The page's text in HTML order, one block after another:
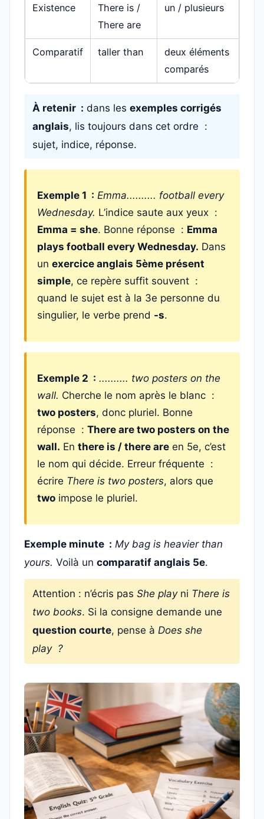
Existence
There is /
There are
un / plusieurs
Comparatif taller than
deux éléments
comparés
À retenir : dans les exemples corrigés
anglais, lis toujours dans cet ordre :
sujet, indice, réponse.
Exemple 1 : Emma.......... football every
Wednesday. L’indice saute aux yeux :
Emma = she. Bonne réponse : Emma
plays football every Wednesday. Dans
un exercice anglais 5ème présent
simple, ce repère suffit souvent :
quand le sujet est à la 3e personne du
singulier, le verbe prend -s.
Exemple 2 : .......... two posters on the
wall. Cherche le nom après le blanc :
two posters, donc pluriel. Bonne
réponse : There are two posters on the
wall. En there is / there are en 5e, c’est
le nom qui décide. Erreur fréquente :
écrire There is two posters, alors que
two impose le pluriel.
Exemple minute : My bag is heavier than
yours. Voilà un comparatif anglais 5e.
Attention : n’écris pas She playni There is
two books. Si la consigne demande une
question courte, pense à Does she
play ?